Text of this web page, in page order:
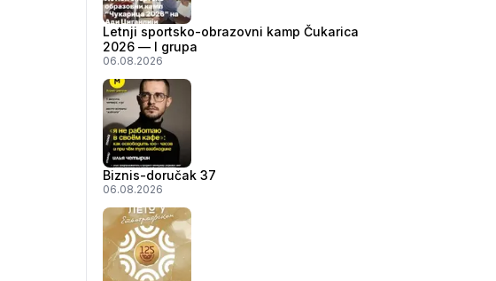
Letnji sportsko-obrazovni kamp Čukarica
2026 — I grupa
06.08.2026
Biznis-doručak 37
06.08.2026